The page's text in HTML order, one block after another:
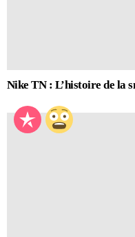
Nike TN : L’histoire de la